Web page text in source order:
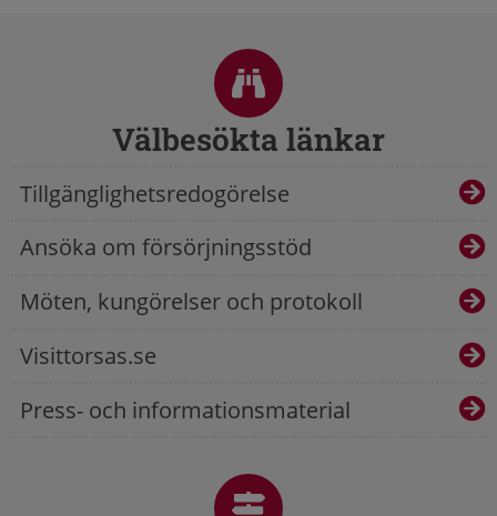
Välbesökta länkar
Tillgänglighetsredogörelse
Ansöka om försörjningsstöd
Möten, kungörelser och protokoll
Visittorsas.se
Press- och informationsmaterial